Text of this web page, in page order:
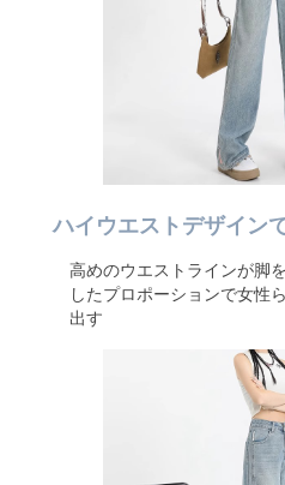
ハイウエストデザイン
高めのウエストラインが脚
したプロポーションで女性
出す